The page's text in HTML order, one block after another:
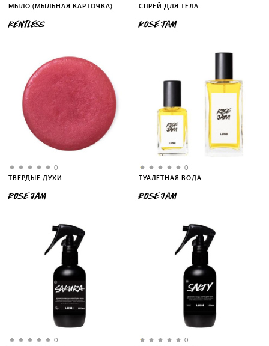
МЫЛО (МЫЛЬНАЯ КАРТОЧКА)
RENTLESS
СПРЕЙ ДЛЯ ТЕЛА
ROSE JAM
0
ТВЕРДЫЕ ДУХИ
ROSE JAM
0
ТУАЛЕТНАЯ ВОДА
ROSE JAM
0 0